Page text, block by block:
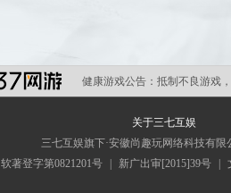
健康游戏公告： 抵制不良游戏
关于三七互娱
三七互娱旗下·安徽尚趣玩网络科技有限
软著登字第0821201号
新广出审[2015]39号